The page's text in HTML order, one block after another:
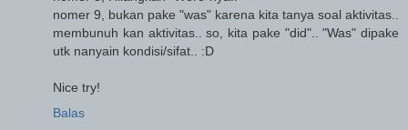
nomer 9, bukan pake "was" karena kita tanya soal aktivitas..
membunuh kan aktivitas.. so, kita pake "did".. "Was" dipake
utk nanyain kondisi/sifat.. :D
Nice try!
Balas